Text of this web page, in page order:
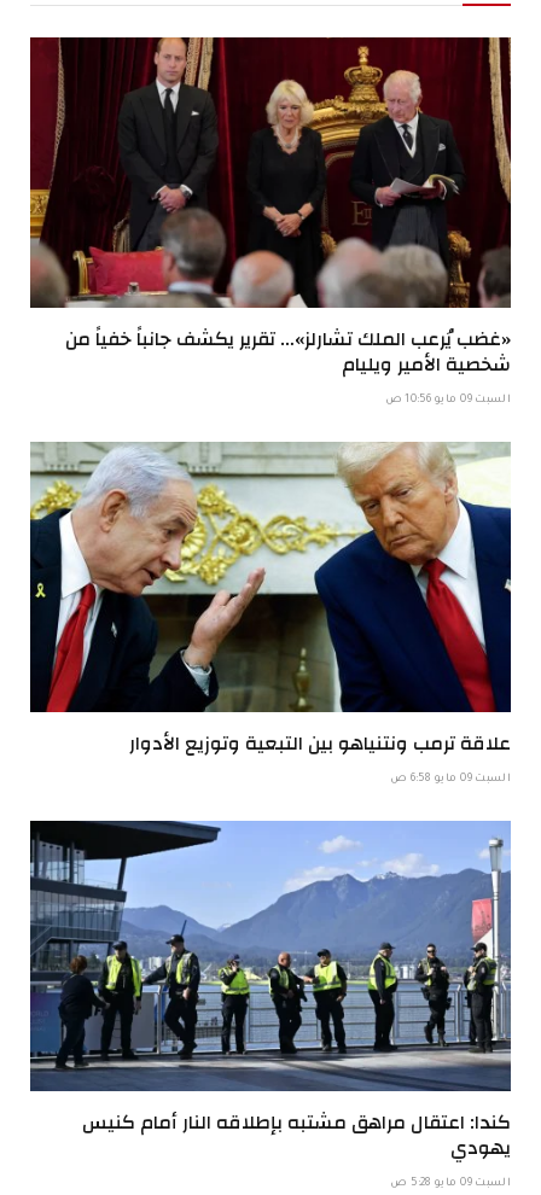
«غضب يُرعب الملك تشارلز»… تقرير يكشف جانباً خفياً من
شخصية الأمير ويليام
السبت 09 مايو 10:56 ص
علاقة ترمب ونتنياهو بين التبعية وتوزيع الأدوار
السبت 09 مايو 6:58 ص
كندا: اعتقال مراهق مشتبه بإطلاقه النار أمام كنيس
يهودي
السبت 09 مايو 5:28 ص